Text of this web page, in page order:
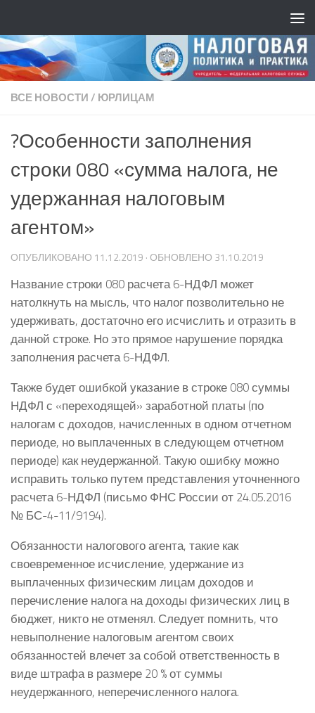
ВСЕ НОВОСТИ/ ЮРЛИЦАМ
?Особенности заполнения
строки 080 «сумма налога, не
удержанная налоговым
агентом»
ОПУБЛИКОВАНО 11.12.2019 · ОБНОВЛЕНО 31.10.2019
Название строки 080 расчета 6-НДФЛ может
натолкнуть на мысль, что налог позволительно не
удерживать, достаточно его исчислить и отразить в
данной строке. Но это прямое нарушение порядка
заполнения расчета 6-НДФЛ.
Также будет ошибкой указание в строке 080 суммы
НДФЛ с «переходящей» заработной платы (по
налогам с доходов, начисленных в одном отчетном
периоде, но выплаченных в следующем отчетном
периоде) как неудержанной. Такую ошибку можно
исправить только путем представления уточненного
расчета 6-НДФЛ (письмо ФНС России от 24.05.2016
№ БС-4-11/9194).
Обязанности налогового агента, такие как
своевременное исчисление, удержание из
выплаченных физическим лицам доходов и
перечисление налога на доходы физических лиц в
бюджет, никто не отменял. Следует помнить, что
невыполнение налоговым агентом своих
обязанностей влечет за собой ответственность в
виде штрафа в размере 20 % от суммы
неудержанного, неперечисленного налога.